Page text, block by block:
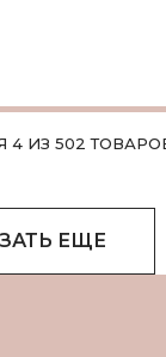
4 ИЗ 502
ЕЩЕ